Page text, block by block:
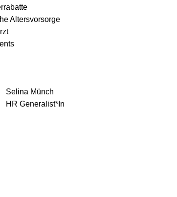
Altersvorsorge
Selina Münch
HR Generalist*In